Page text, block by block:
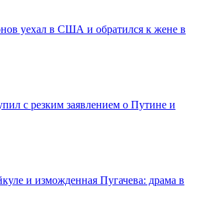
уехал в США и обратился к жене в
с резким заявлением о Путине и
и изможденная Пугачева: драма в